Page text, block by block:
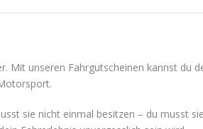
Mit unseren Fahrgutscheinen kannst du
sie nicht einmal besitzen – du musst